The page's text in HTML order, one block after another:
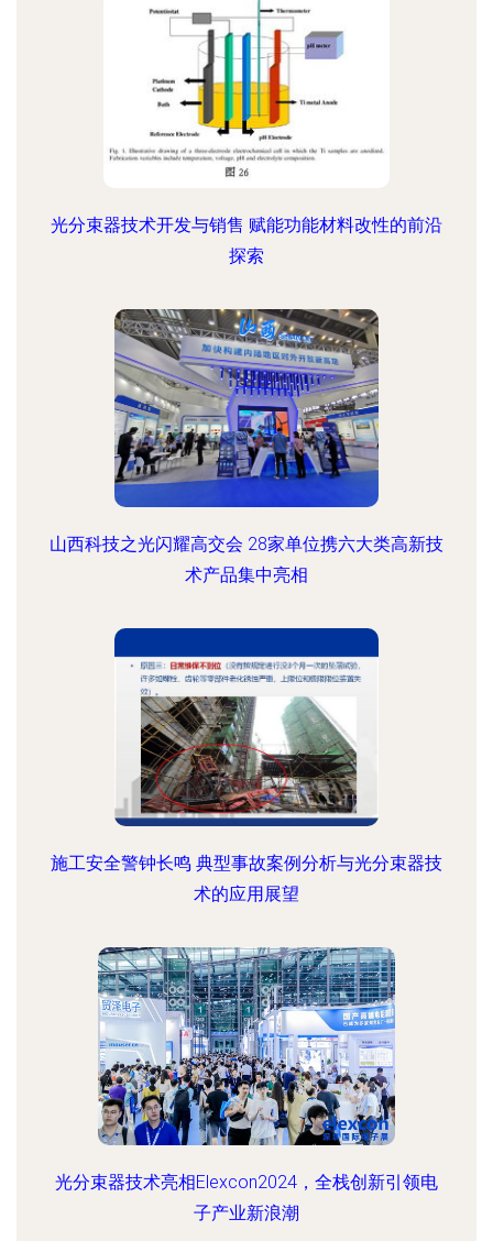
光分束器技术开发与销售 赋能功能材料改性的前沿
探索
山西科技之光闪耀高交会 28家单位携六大类高新技
术产品集中亮相
施工安全警钟长鸣 典型事故案例分析与光分束器技
术的应用展望
光分束器技术亮相Elexcon2024，全栈创新引领电
子产业新浪潮